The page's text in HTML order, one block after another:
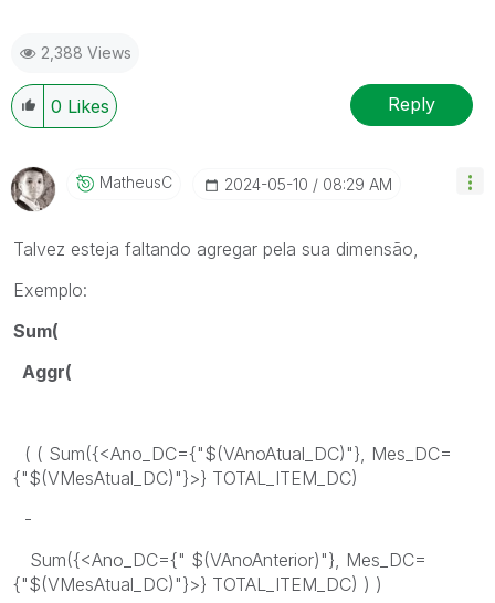
2,388 Views
0 Likes Reply
MatheusC ‎2024-05-10 08:29 AM
Talvez esteja faltando agregar pela sua dimensão,
Exemplo:
Sum(
Aggr(
( ( Sum({<Ano_DC={"$(VAnoAtual_DC)"}, Mes_DC=
{"$(VMesAtual_DC)"}>} TOTAL_ITEM_DC)
-
Sum({<Ano_DC={" $(VAnoAnterior)"}, Mes_DC=
{"$(VMesAtual_DC)"}>} TOTAL_ITEM_DC) ) )